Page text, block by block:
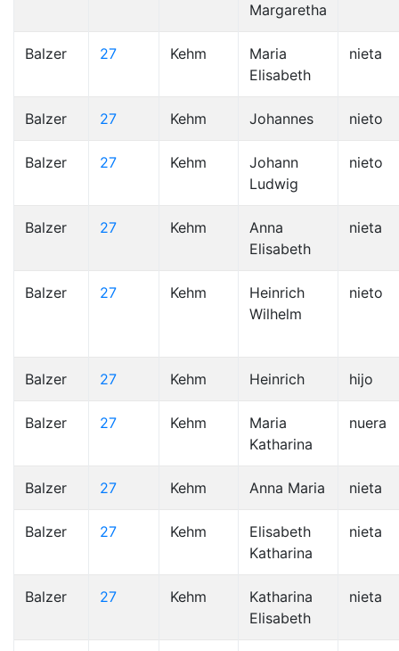
Margaretha
Balzer 27 Kehm
Maria
Elisabeth
nieta
Balzer 27 Kehm Johannes nieto
Balzer 27 Kehm
Johann
Ludwig
nieto
Balzer 27 Kehm
Anna
Elisabeth
nieta
Balzer 27 Kehm
Heinrich
Wilhelm
nieto
Balzer 27 Kehm Heinrich hijo
Balzer 27 Kehm
Maria
Katharina
nuera
Balzer 27 Kehm Anna Maria nieta
Balzer 27 Kehm
Elisabeth
Katharina
nieta
Balzer 27 Kehm
Katharina
Elisabeth
nieta